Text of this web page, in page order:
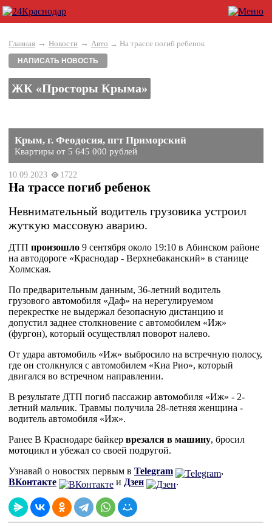
Главная → Новости → Авто → На трассе погиб ребенок
НАПИСАТЬ НОВОСТЬ
ЖК «Просторы Крыма»
Крым, г. Феодосия, пгт Приморский
Квартиры от 5 645 000 рублей
10.09.2023 1722
На трассе погиб ребенок
Невнимательный водитель грузовика устроил
жуткую массовую аварию.
ДТП произошло 9 сентября около 19:10 в Абинском районе
на автодороге «Краснодар - Верхнебаканский» в станице
Холмская.
По предварительным данным, 36-летний водитель
грузового автомобиля «Даф» на нерегулируемом
перекрестке не выдержал безопасную дистанцию и
допустил заднее столкновение с автомобилем «Иж»
(фургон), который осуществлял поворот налево.
От удара автомобиль «Иж» выбросило на встречную полосу,
где он столкнулся с автомобилем «Киа Рио», который
двигался во встречном направлении.
В результате ДТП погиб пассажир автомобиля «Иж» - 2-
летний мальчик. Травмы получила 28-летняя женщина -
водитель автомобиля «Иж».
Ранее В Краснодаре байкер врезался в машину, бросил
мотоцикл и убежал со своей подругой.
Узнавай о новостях первым в Telegram
,
ВКонтакте
и Дзен .